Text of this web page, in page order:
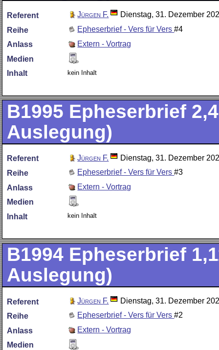
Referent Jürgen F.
Dienstag, 31. Dezember
Reihe
Epheserbrief - Vers für Vers#4
Anlass
Extern - Vortrag
Medien
Inhalt
kein Inhalt
B1995 Epheserbrief
Auslegung)
Referent Jürgen F.
Dienstag, 31. Dezember
Reihe
Epheserbrief - Vers für Vers#3
Anlass
Extern - Vortrag
Medien
Inhalt
kein Inhalt
B1994 Epheserbrief
Auslegung)
Referent Jürgen F.
Dienstag, 31. Dezember
Reihe
Epheserbrief - Vers für Vers#2
Anlass
Extern - Vortrag
Medien